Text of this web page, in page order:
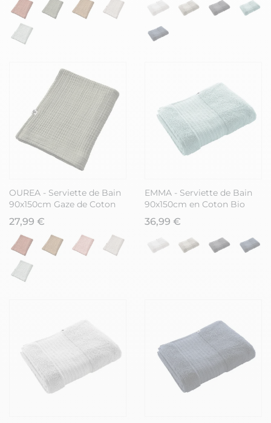
OUREA - Serviette de Bain
90x150cm Gaze de Coton
Romarin
27,99 €
EMMA - Serviette de Bain
90x150cm en Coton Bio
Coloris Bleu Glacier
36,99 €